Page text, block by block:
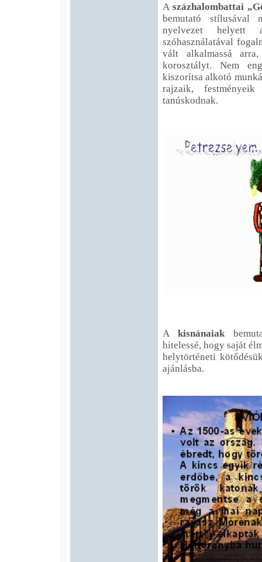
Aszázhalombattai
bemutató stílusával
nyelvezet helyett
szóhasználatával
vált alkalmassá
korosztályt. Nem
kiszorítsa alkotó
rajzaik,
tanúskodnak.
Akisnánaiak
hitelessé, hogy saját
helytörténeti
ajánlásba.